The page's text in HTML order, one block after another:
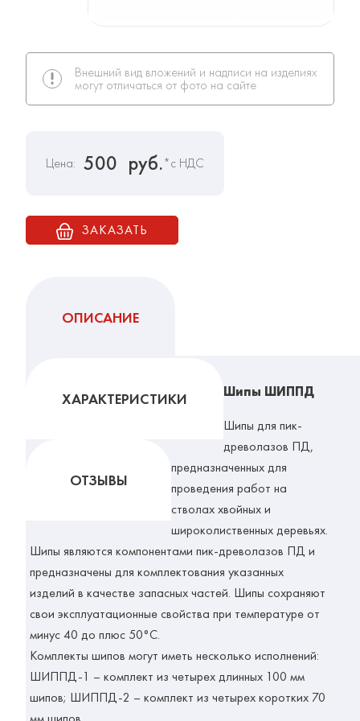
Внешний вид вложений и надписи на изделиях
могут отличаться от фото на сайте
Цена: 500 руб.*с НДС
ЗАКАЗАТЬ
ОПИСАНИЕ
ХАРАКТЕРИСТИКИ
ОТЗЫВЫ
Шипы ШИППД
Шипы для пик-
древолазов ПД,
предназначенных для
проведения работ на
стволах хвойных и
широколиственных деревьях.
Шипы являются компонентами пик-древолазов ПД и
предназначены для комплектования указанных
изделий в качестве запасных частей. Шипы сохраняют
свои эксплуатационные свойства при температуре от
минус 40 до плюс 50°С.
Комплекты шипов могут иметь несколько исполнений:
ШИППД-1 – комплект из четырех длинных 100 мм
шипов; ШИППД-2 – комплект из четырех коротких 70